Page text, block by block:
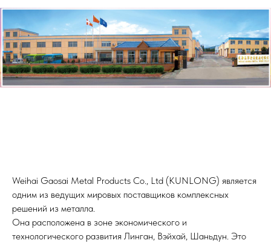
Weihai Gaosai Metal Products Co., Ltd (KUNLONG) является
одним из ведущих мировых поставщиков комплексных
решений из металла.
Она расположена в зоне экономического и
технологического развития Линган, Вэйхай, Шаньдун. Это